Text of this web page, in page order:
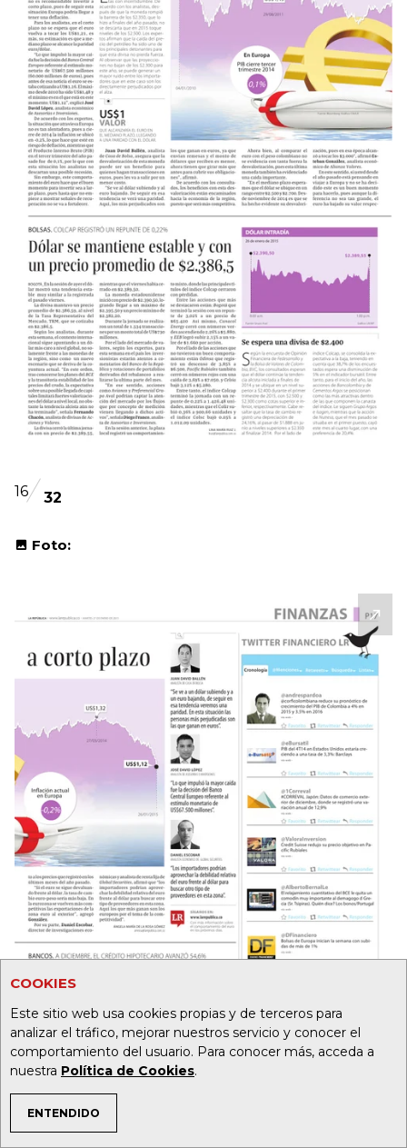
COOKIES
Este sitio web usa cookies propias y de terceros para
analizar el tráfico, mejorar nuestros servicio y conocer el
comportamiento del usuario. Para conocer más, acceda a
nuestra Política de Cookies.
ENTENDIDO
TEMAS DE INTERÉS
16 32
Foto: